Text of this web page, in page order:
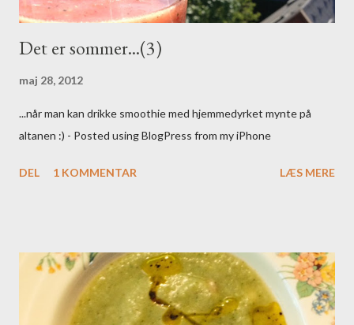
Det er sommer...(3)
maj 28, 2012
...når man kan drikke smoothie med hjemmedyrket mynte på
altanen :) - Posted using BlogPress from my iPhone
DEL 1 KOMMENTAR LÆS MERE